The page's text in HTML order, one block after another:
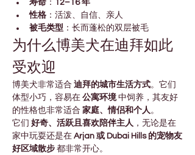
寿命 ： 12–16 年
性格 ：活泼、自信、亲人
被毛类型 ：长而蓬松的双层被毛
为什么博美犬在迪拜如此
受欢迎
博美犬非常适合 迪拜的城市生活方式。它们
体型小巧，容易在 公寓环境 中饲养，其友好
的性格也非常适合 家庭、情侣和个人。
它们 好奇、活跃且喜欢陪伴主人 ，无论是在
家中玩耍还是在 Arjan 或 Dubai Hills 的宠物友
好区域散步 都非常开心。